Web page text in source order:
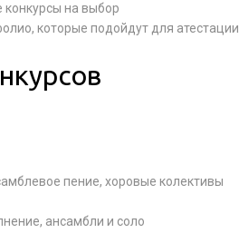
на выбор
которые подойдут для атестации
пение, хоровые колективы
ансамбли и соло